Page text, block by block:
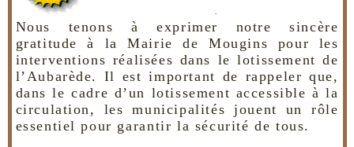
.
Nous tenons à exprimer notre sincère
gratitude à la Mairie de Mougins pour les
interventions réalisées dans le lotissement de
l’Aubarède. Il est important de rappeler que,
dans le cadre d’un lotissement accessible à la
circulation, les municipalités jouent un rôle
essentiel pour garantir la sécurité de tous.